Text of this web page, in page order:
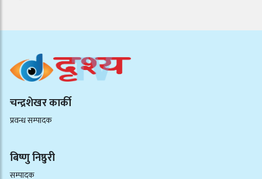
चन्द्रशेखर कार्की
प्रवन्ध सम्पादक
बिष्णु निष्ठुरी
सम्पादक